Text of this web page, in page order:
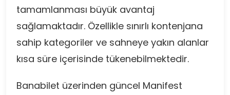
tamamlanması büyük avantaj
sağlamaktadır. Özellikle sınırlı kontenjana
sahip kategoriler ve sahneye yakın alanlar
kısa süre içerisinde tükenebilmektedir.
Banabilet üzerinden güncel Manifest